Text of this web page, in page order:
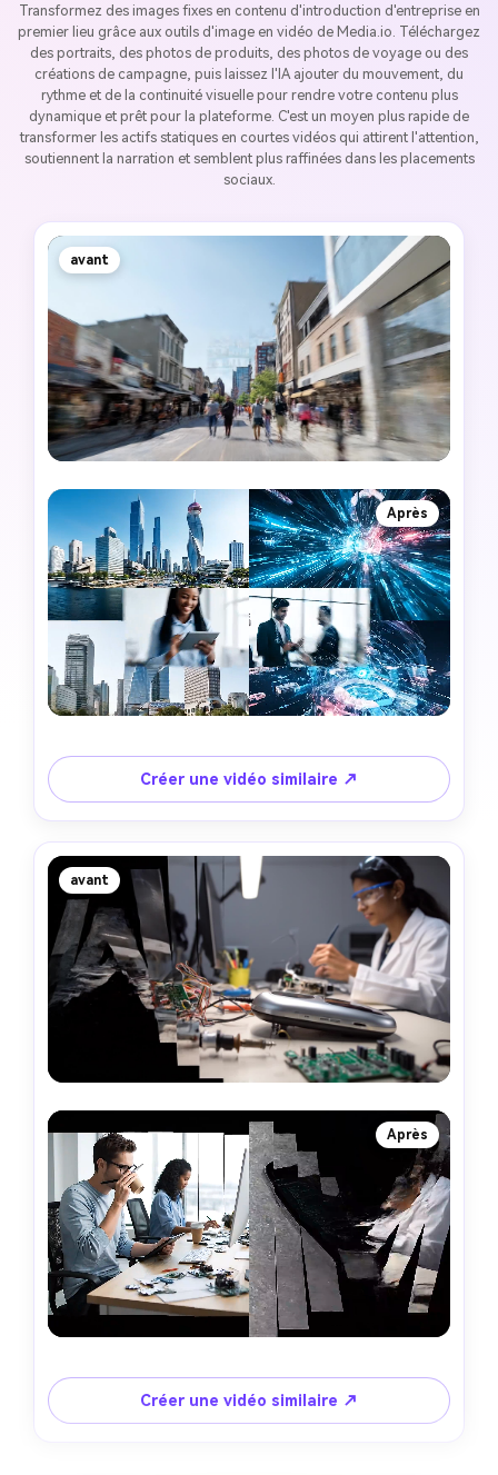
Transformez des images fixes en contenu d'introduction d'entreprise en
premier lieu grâce aux outils d'image en vidéo de Media.io. Téléchargez
des portraits, des photos de produits, des photos de voyage ou des
créations de campagne, puis laissez l'IA ajouter du mouvement, du
rythme et de la continuité visuelle pour rendre votre contenu plus
dynamique et prêt pour la plateforme. C'est un moyen plus rapide de
transformer les actifs statiques en courtes vidéos qui attirent l'attention,
soutiennent la narration et semblent plus raffinées dans les placements
sociaux.
avant
Après
Créer une vidéo similaire ↗
avant
Après
Créer une vidéo similaire ↗